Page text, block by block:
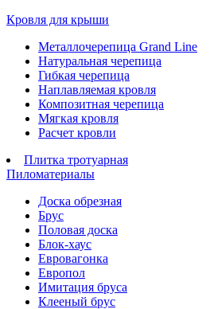
Кровля для крыши
Металлочерепица Grand Line
Натуральная черепица
Гибкая черепица
Наплавляемая кровля
Композитная черепица
Мягкая кровля
Расчет кровли
Плитка тротуарная
Пиломатериалы
Доска обрезная
Брус
Половая доска
Блок-хаус
Евровагонка
Европол
Имитация бруса
Клееный брус